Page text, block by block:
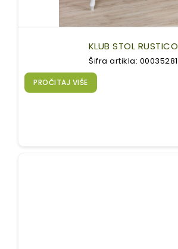
KLUB STOL RUSTICO
Šifra artikla: 00035281
PROČITAJ VIŠE